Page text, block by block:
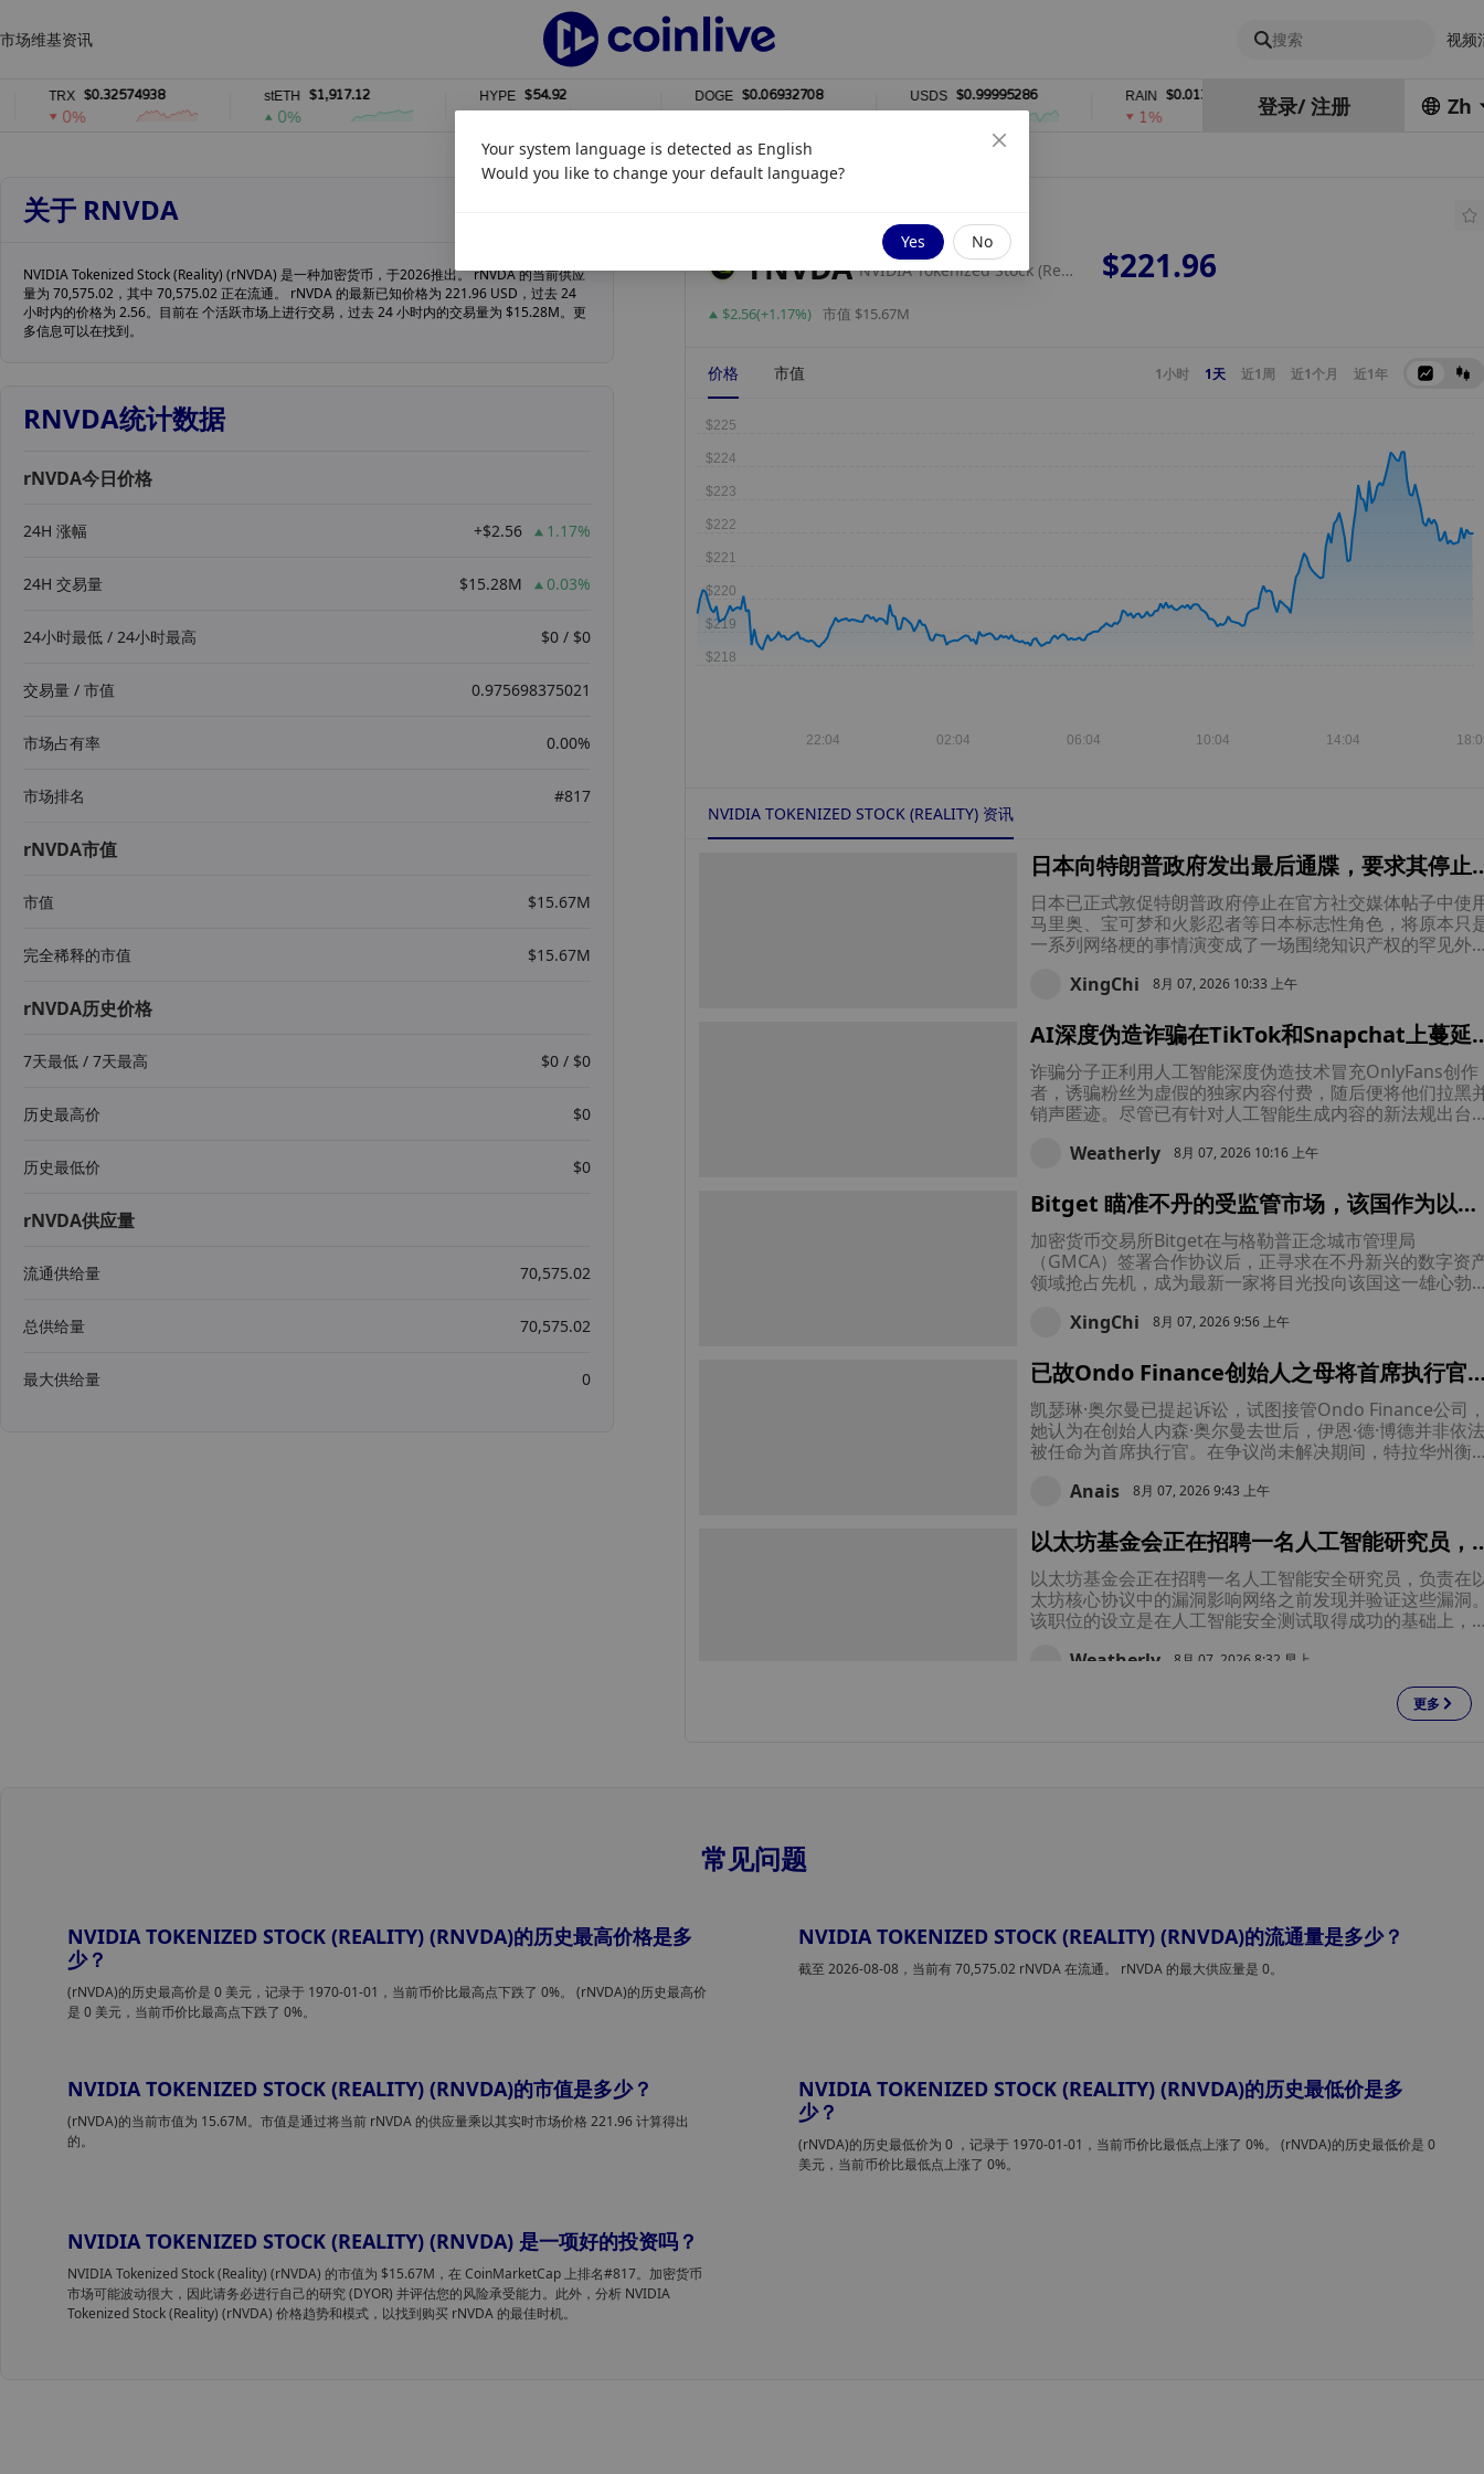
市场维基资讯 搜索 视频
$0.32574938
0%
stETH $1,917.12
0%
HYPE $54.92
0%
DOGE $0.06932708
1%
USDS $0.99995286
0%
$0.01335723
1%
LEO $9.76
0%
登录/ 注册 Zh
关于 RNVDA
NVIDIA Tokenized Stock (Reality) (rNVDA) 是一种加密货币，于2026推出。 rNVDA 的当前供应
量为 70,575.02，其中 70,575.02 正在流通。 rNVDA 的最新已知价格为 221.96 USD，过去 24
小时内的价格为 2.56。目前在 个活跃市场上进行交易，过去 24 小时内的交易量为 $15.28M。更
多信息可以在找到。
RNVDA统计数据
rNVDA今日价格
24H 涨幅 +$2.56 1.17%
24H 交易量 $15.28M 0.03%
24小时最低 / 24小时最高 $0 / $0
交易量 / 市值 0.975698375021
市场占有率 0.00%
市场排名 #817
rNVDA市值
市值 $15.67M
完全稀释的市值 $15.67M
rNVDA历史价格
7天最低 / 7天最高 $0 / $0
历史最高价 $0
历史最低价 $0
rNVDA供应量
流通供给量 70,575.02
总供给量 70,575.02
最大供给量 0
rNVDA NVIDIA Tokenized Stock (Reality) $221.96
$2.56(+1.17%) 市值 $15.67M
价格 市值 1小时 1天 近1周 近1个月 近1年
NVIDIA TOKENIZED STOCK (REALITY) 资讯
日本向特朗普政府发出最后通牒，要求其停止
官方梗图中使用马里奥、宝可梦和火影忍者
日本已正式敦促特朗普政府停止在官方社交媒体帖子中使
马里奥、宝可梦和火影忍者等日本标志性角色，将原本只
一系列网络梗的事情演变成了一场围绕知识产权的罕见外
XingChi 8月 07, 2026 10:33 上午
AI深度伪造诈骗在TikTok和Snapchat上蔓延
诈骗者冒充OnlyFans创作者收取款项后便销声
匿迹
诈骗分子正利用人工智能深度伪造技术冒充OnlyFans创作
者，诱骗粉丝为虚假的独家内容付费，随后便将他们拉黑
销声匿迹。尽管已有针对人工智能生成内容的新法规出台
创作者受到伤害。
Weatherly 8月 07, 2026 10:16 上午
Bitget 瞄准不丹的受监管市场，该国作为以比
特币为支撑的加密货币中心正吸引着全球企业
加密货币交易所Bitget在与格勒普正念城市管理局
（GMCA）签署合作协议后，正寻求在不丹新兴的数字资
领域抢占先机，成为最新一家将目光投向该国这一雄心勃
XingChi 8月 07, 2026 9:56 上午
已故Ondo Finance创始人之母将首席执行官
上法庭，围绕公司领导权的争端愈演愈烈
凯瑟琳·奥尔曼已提起诉讼，试图接管Ondo Finance公司
她认为在创始人内森·奥尔曼去世后，伊恩·德·博德并非依法
被任命为首席执行官。在争议尚未解决期间，特拉华州衡
Anais 8月 07, 2026 9:43 上午
以太坊基金会正在招聘一名人工智能研究员，
保护以太坊免受其核心基础设施中隐藏威胁的
害
以太坊基金会正在招聘一名人工智能安全研究员，负责在
太坊核心协议中的漏洞影响网络之前发现并验证这些漏洞
该职位的设立是在人工智能安全测试取得成功的基础上，
来以太坊升级所做的努力。
Weatherly 8月 07, 2026 8:32 早上
西联汇款携手Visa推出稳定币支付服务，这家
4,962条安全问题报告——仅有一个代码库未发现问题
Zoey
8月 07, 2026 7:34 早上
度
Chain、采用永久锁定流动性机制的迷因代币发行平台。该
平台提供两种发行模式：自动流动性增长机制，以及防范
Anais 8月 07, 2026 7:21 早上
更多
常见问题
NVIDIA TOKENIZED STOCK (REALITY) (RNVDA)的历史最高价格是多
少？
(rNVDA)的历史最高价是 0 美元，记录于 1970-01-01，当前币价比最高点下跌了 0%。 (rNVDA)的历史最高价
是 0 美元，当前币价比最高点下跌了 0%。
NVIDIA TOKENIZED STOCK (REALITY) (RNVDA)的流通量是多少？
截至 2026-08-08，当前有 70,575.02 rNVDA 在流通。 rNVDA 的最大供应量是 0。
NVIDIA TOKENIZED STOCK (REALITY) (RNVDA)的市值是多少？
(rNVDA)的当前市值为 15.67M。市值是通过将当前 rNVDA 的供应量乘以其实时市场价格 221.96 计算得出
的。
NVIDIA TOKENIZED STOCK (REALITY) (RNVDA)的历史最低价是多
少？
(rNVDA)的历史最低价为 0 ，记录于 1970-01-01，当前币价比最低点上涨了 0%。 (rNVDA)的历史最低价是 0
美元，当前币价比最低点上涨了 0%。
NVIDIA TOKENIZED STOCK (REALITY) (RNVDA) 是一项好的投资吗？
NVIDIA Tokenized Stock (Reality) (rNVDA) 的市值为 $15.67M，在 CoinMarketCap 上排名#817。加密货币
市场可能波动很大，因此请务必进行自己的研究 (DYOR) 并评估您的风险承受能力。此外，分析 NVIDIA
Tokenized Stock (Reality) (rNVDA) 价格趋势和模式，以找到购买 rNVDA 的最佳时机。
Your system language is detected as English
Would you like to change your default language?
Yes No